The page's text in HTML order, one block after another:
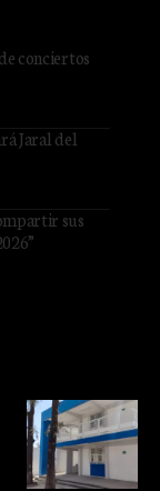
conciertos
Jaral del
sus